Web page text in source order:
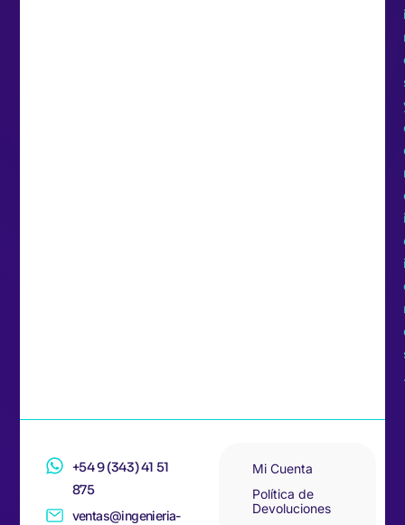
i
i
i
+54 9 (343) 41 51
875
ventas@ingenieria-
Mi Cuenta
Política de
Devoluciones